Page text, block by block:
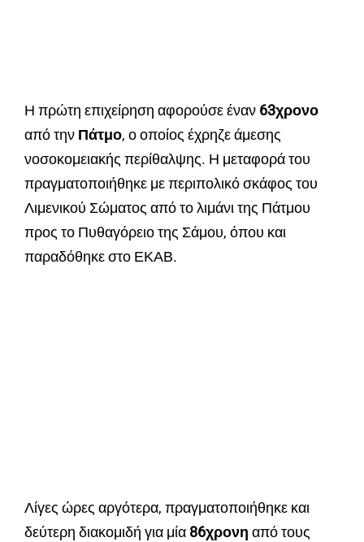
Η πρώτη επιχείρηση αφορούσε έναν 63χρονο
από την Πάτμο, ο οποίος έχρηζε άμεσης
νοσοκομειακής περίθαλψης. Η μεταφορά του
πραγματοποιήθηκε με περιπολικό σκάφος του
Λιμενικού Σώματος από το λιμάνι της Πάτμου
προς το Πυθαγόρειο της Σάμου, όπου και
παραδόθηκε στο ΕΚΑΒ.
Λίγες ώρες αργότερα, πραγματοποιήθηκε και
δεύτερη διακομιδή για μία 86χρονη από τους